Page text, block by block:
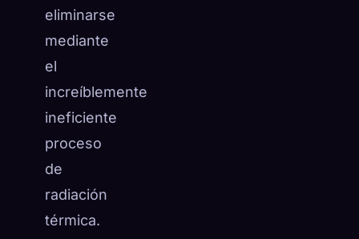
eliminarse
mediante
el
increíblemente
ineficiente
proceso
de
radiación
térmica.